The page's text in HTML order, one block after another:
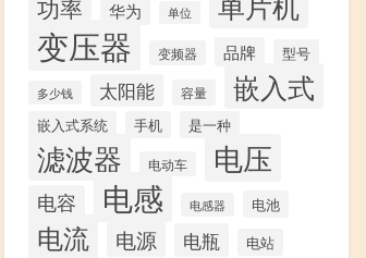
功率
华为 单位
变压器 变频器 品牌 型号
多少钱 太阳能 容量 嵌入式
嵌入式系统 手机 是一种
滤波器 电动车 电压
电容 电感 电感器 电池
电流 电源 电瓶 电站